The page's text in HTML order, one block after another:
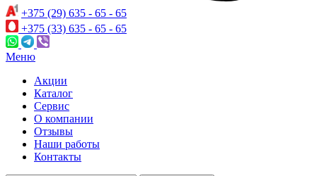
+375 (29) 635 - 65 - 65
+375 (33) 635 - 65 - 65
Меню
Акции
Каталог
Сервис
О компании
Отзывы
Наши работы
Контакты